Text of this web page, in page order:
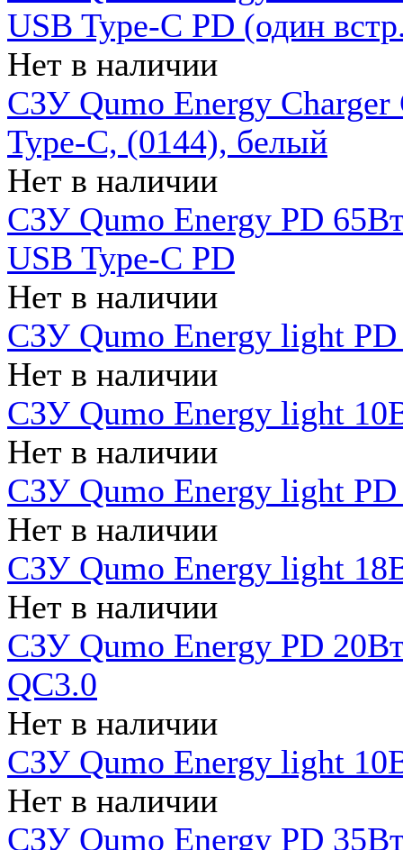
USB Type-C PD (один
Нет в наличии
СЗУ Qumo Energy
Type-C, (0144), белый
Нет в наличии
СЗУ Qumo Energy PD
USB Type-C PD
Нет в наличии
СЗУ Qumo Energy light
Нет в наличии
СЗУ Qumo Energy light
Нет в наличии
СЗУ Qumo Energy light
Нет в наличии
СЗУ Qumo Energy light
Нет в наличии
СЗУ Qumo Energy PD
QC3.0
Нет в наличии
СЗУ Qumo Energy light
Нет в наличии
СЗУ Qumo Energy PD